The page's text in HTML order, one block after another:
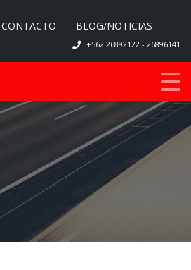
CONTACTO BLOG/NOTICIAS
+562 26892122 - 26896141